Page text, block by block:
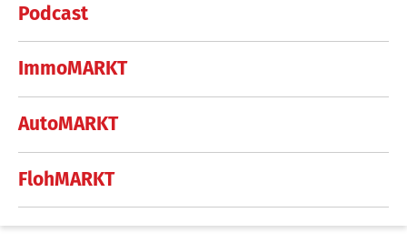
Podcast
ImmoMARKT
AutoMARKT
FlohMARKT